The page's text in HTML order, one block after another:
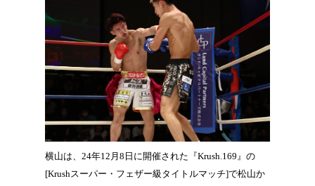
横山は、24年12月8日に開催された『Krush.169』の
[Krushスーパー・フェザー級タイトルマッチ]で松山か